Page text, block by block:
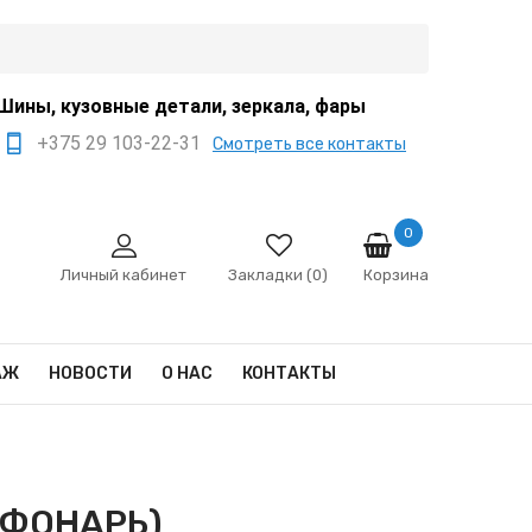
кузовные детали, зеркала, фары
+375 29 103-22-31
Смотреть все контакты
+375 29 666-12-68
sale@ivanko.by
Промышленный,8/5
Личный кабинет Закладки (0) Корзина
0
НОВОСТИ О НАС КОНТАКТЫ